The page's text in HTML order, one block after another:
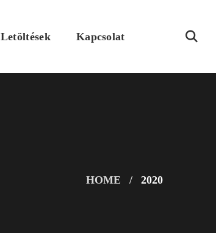
Letöltések Kapcsolat
HOME 2020